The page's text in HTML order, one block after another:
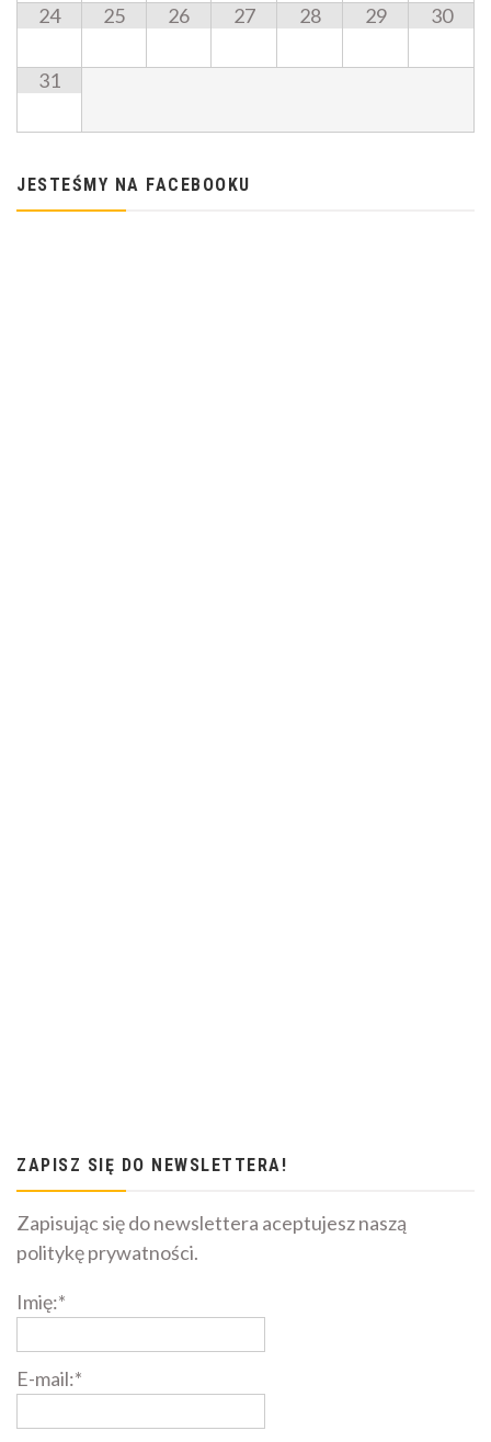
24 25 26 27 28 29 30
31
JESTEŚMY NA FACEBOOKU
ZAPISZ SIĘ DO NEWSLETTERA!
Zapisując się do newslettera aceptujesz naszą
politykę prywatności.
Imię:*
E-mail:*